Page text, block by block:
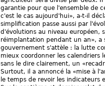
garantie pour que l'ensemble de
c'est le cas aujourd'hui», a-t-il
simplification passe aussi par
d'évolutions au niveau européen,
réimplantation pendant un an», a
gouvernement s'attèle : la lutte
mieux coordonner les calendriers
sans le dire clairement, un
Surtout, il a annoncé la «mise à
le temps de revoir les indicateurs